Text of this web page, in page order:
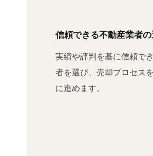
信頼できる不動産業者
実績や評判を基に信頼で
者を選び、売却プロセス
に進めます。